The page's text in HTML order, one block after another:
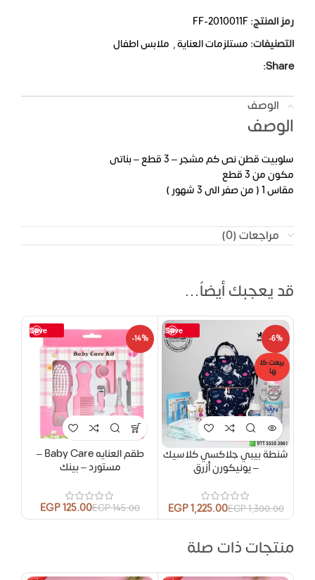
رمز المنتج:FF-2010011F
التصنيفات: مستلزمات العناية, ملابس اطفال
Share:
الوصف
الوصف
سلوبيت قطن نص كم مشجر – 3 قطع – بناتى
مكون من 3 قطع
مقاس 1 ( من صفر الى 3 شهور )
مراجعات (0)
قد يعجبك أيضاً…
Save
-6%
بيعت كل
ها
شنطة بيبي جلاكسي كلاسيك
– يونيكورن أزرق
1,300.00
EGP
1,225.00
EGP
Save
-14%
طقم العنايه Baby Care –
مستورد – بينك
145.00
EGP
125.00
EGP
منتجات ذات صلة